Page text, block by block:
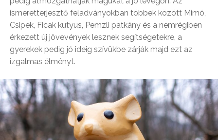
ismeretterjesztő feladványokban többek között Mimó,
Csipek, Ficak kutyus, Pemzli patkány és a nemrégiben
érkezett új jövevények lesznek segítségetekre, a
gyerekek pedig jó ideig szívükbe zárják majd ezt az
izgalmas élményt.